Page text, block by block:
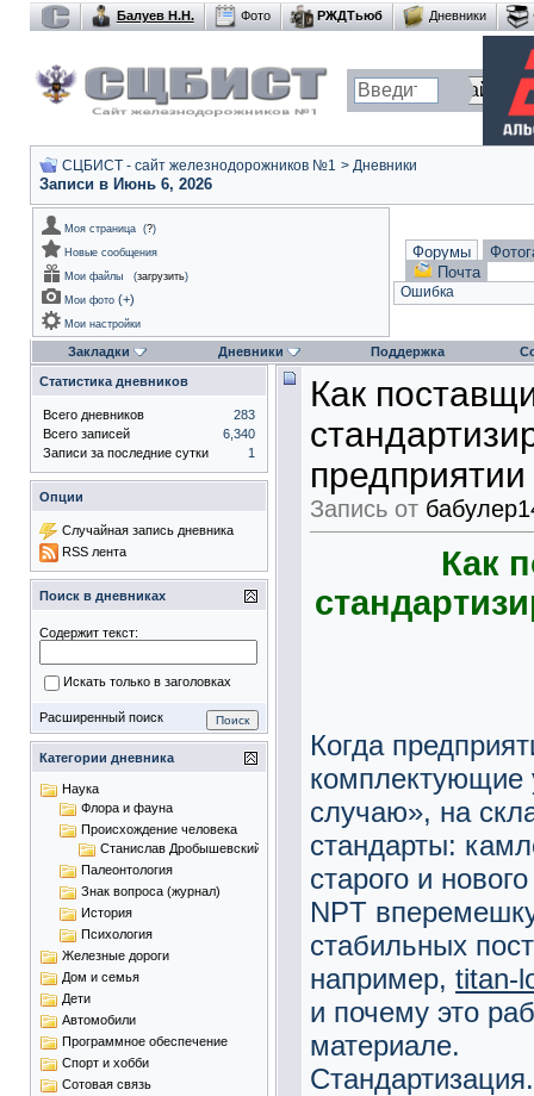
Балуев Н.Н. Фото РЖДТьюб Дневники
СЦБИСТ - сайт железнодорожников №1 > Дневники
Записи в Июнь 6, 2026
Моя страница (?)
Новые сообщения
Мои файлы
(загрузить)
Мои фото (+)
Мои настройки
Форумы
Почта
Ошибка
Закладки Дневники Поддержка
Как
предприятии
Запись от
Как
Когда
комплектующие
случаю», на
стандарты:
старого и
NPT
стабильных
например, titan-
и почему это
материале.
Статистика дневников
Всего дневников
283
Всего записей
6,340
Записи за последние сутки
1
Опции
Случайная запись дневника
RSS лента
Поиск в дневниках
Содержит текст:
Искать только в заголовках
Расширенный поиск
Категории дневника
Наука
Флора и фауна
Происхождение человека
Станислав Дробышевский
Палеонтология
Знак вопроса (журнал)
История
Психология
Железные дороги
Дом и семья
Дети
Автомобили
Программное обеспечение
Спорт и хобби
Сотовая связь